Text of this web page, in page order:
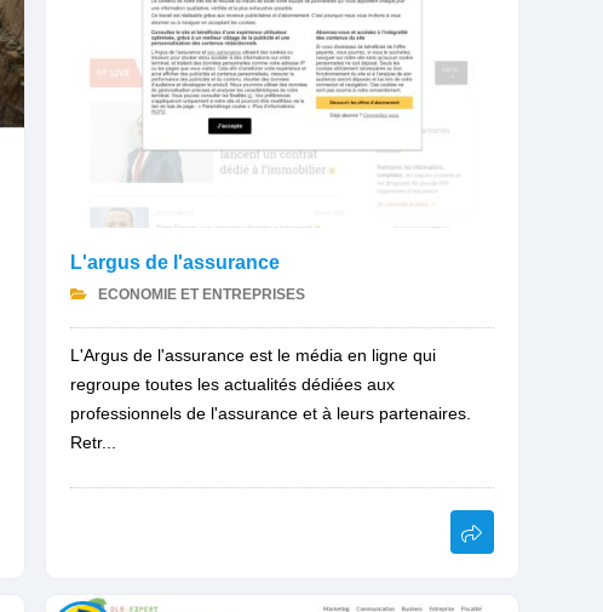
L'argus de l'assurance
ECONOMIE ET ENTREPRISES
L'Argus de l'assurance est le média en ligne qui
regroupe toutes les actualités dédiées aux
professionnels de l'assurance et à leurs partenaires.
Retr...